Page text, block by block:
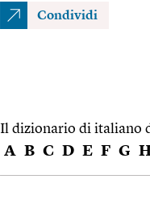
Condividi
Il dizionario di italiano
A B C D E F G